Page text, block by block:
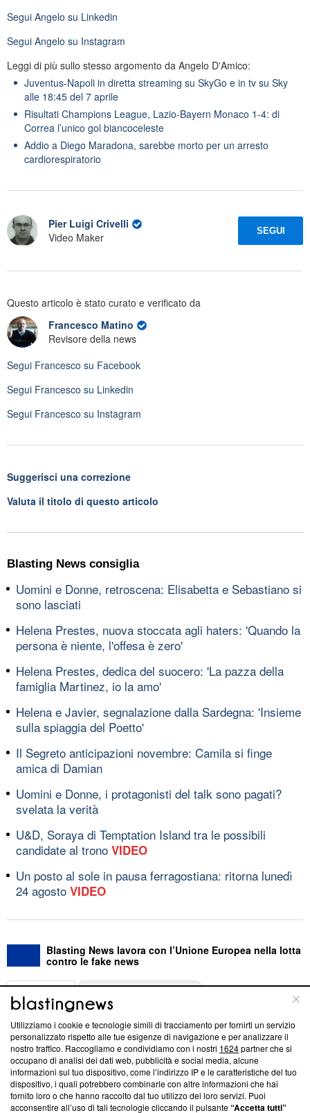
Segui Angelo su Linkedin
Segui Angelo su Instagram
Leggi di più sullo stesso argomento da Angelo D'Amico:
Juventus-Napoli in diretta streaming su SkyGo e in tv su Sky
alle 18:45 del 7 aprile
Risultati Champions League, Lazio-Bayern Monaco 1-4: di
Correa l’unico gol biancoceleste
Addio a Diego Maradona, sarebbe morto per un arresto
cardiorespiratorio
Pier Luigi Crivelli
Video Maker
SEGUI
Questo articolo è stato curato e verificato da
Francesco Matino
Revisore della news
Segui Francesco su Facebook
Segui Francesco su Linkedin
Segui Francesco su Instagram
Suggerisci una correzione
Valuta il titolo di questo articolo
Blasting News consiglia
Uomini e Donne, retroscena: Elisabetta e Sebastiano si
sono lasciati
Helena Prestes, nuova stoccata agli haters: 'Quando la
persona è niente, l'offesa è zero'
Helena Prestes, dedica del suocero: 'La pazza della
famiglia Martinez, io la amo'
Helena e Javier, segnalazione dalla Sardegna: 'Insieme
sulla spiaggia del Poetto'
Il Segreto anticipazioni novembre: Camila si finge
amica di Damian
Uomini e Donne, i protagonisti del talk sono pagati?
svelata la verità
U&D, Soraya di Temptation Island tra le possibili
candidate al trono VIDEO
Un posto al sole in pausa ferragostiana: ritorna lunedì
24 agosto VIDEO
Blasting News lavora con l’Unione Europea nella lotta
contro le fake news
ABOUT
Questa sezione offre informazioni trasparenti su Blasting
News, sui nostri processi editoriali e su come ci impegniamo a
creare news di qualità. Inoltre, afferma la nostra aderenza a
‘Trust Project - News with Integrity’Blasting News non è
ancora membro del programma, ma ha richiesto di farne
parte; Trust Project non ha ancora effettuato una verifica di
Utilizziamo i cookie e tecnologie simili di tracciamento per fornirti un servizio
personalizzato rispetto alle tue esigenze di navigazione e per analizzare il
nostro traffico. Raccogliamo e condividiamo con i nostri 1624partner che si
occupano di analisi dei dati web, pubblicità e social media, alcune
informazioni sul tuo dispositivo, come l’indirizzo IP e le caratteristiche del tuo
dispositivo, i quali potrebbero combinarle con altre informazioni che hai
fornito loro o che hanno raccolto dal tuo utilizzo dei loro servizi. Puoi
acconsentire all’uso di tali tecnologie cliccando il pulsante“Accetta tutti”